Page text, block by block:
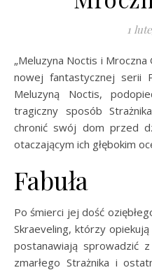
1
„Meluzyna Noctis i Mroczna Głębia” jest pierwszym tomem
nowej fantastycznej serii
Meluzyną Noctis,
tragiczny sposób
chronić swój dom przed
otaczającym ich głębokim
Fabuła
Po śmierci jej dość
Skraeveling, którzy
postanawiają sprowadzić
zmarłego Strażnika i